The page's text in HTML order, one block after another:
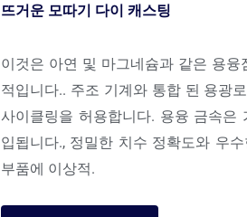
뜨거운 모따기 다이 캐스팅
이것은 아연 및 마그네슘과 같은 용
적입니다.. 주조 기계와 통합 된 용광
사이클링을 허용합니다. 용융 금속은
입됩니다., 정밀한 치수 정확도와 우
부품에 이상적.